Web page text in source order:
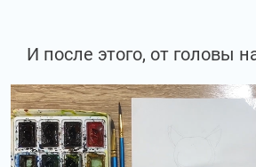
И после этого, от головы